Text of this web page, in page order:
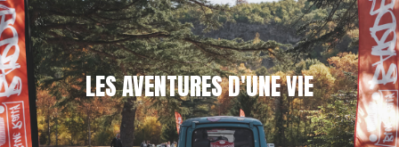
LES AVENTURES D'UNE VIE